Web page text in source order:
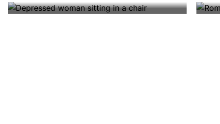
Image
controla su diabetes.
Image